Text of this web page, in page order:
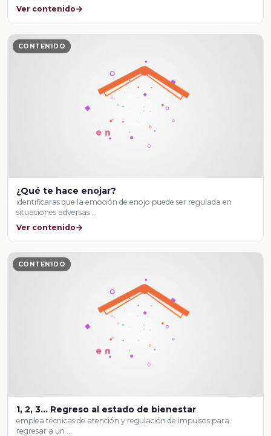
Ver contenido
CONTENIDO
¿Qué te hace enojar?
identificaras que la emoción de enojo puede ser regulada en
situaciones adversas …
Ver contenido
CONTENIDO
1, 2, 3... Regreso al estado de bienestar
emplea técnicas de atención y regulación de impulsos para
regresar a un …